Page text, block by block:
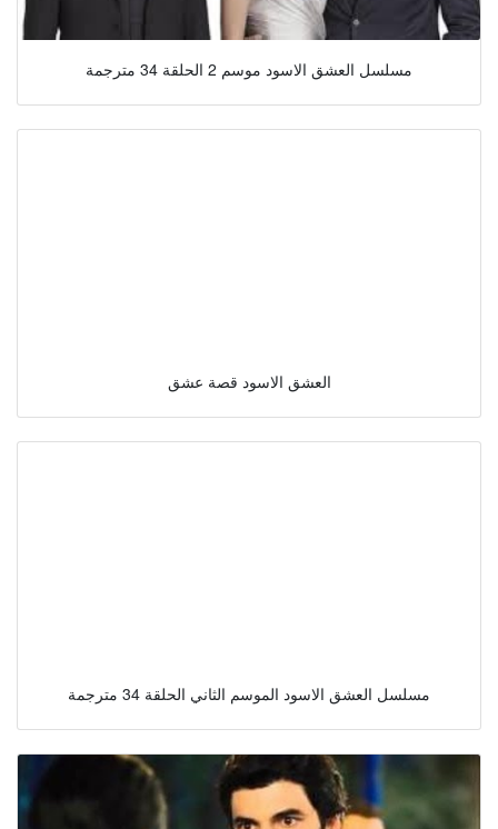
مسلسل العشق الاسود موسم 2 الحلقة 34 مترجمة
العشق الاسود قصة عشق
مسلسل العشق الاسود الموسم الثاني الحلقة 34 مترجمة